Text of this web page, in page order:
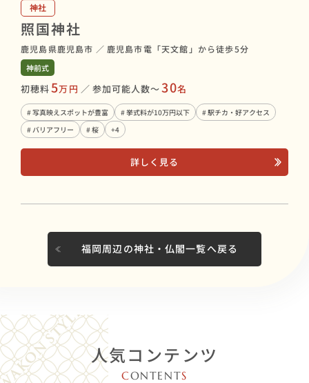
神社
照国神社
鹿児島県鹿児島市 ／ 鹿児島市電「天文館」から徒歩5分
神前式
初穂料5万円 ／ 参加可能人数〜30名
# 写真映えスポットが豊富 # 挙式料が10万円以下
# 駅チカ・好アクセス
# バリアフリー
# 桜 +4
詳しく見る
福岡周辺の神社・仏閣一覧へ戻る
人気コンテンツ
CONTENTS